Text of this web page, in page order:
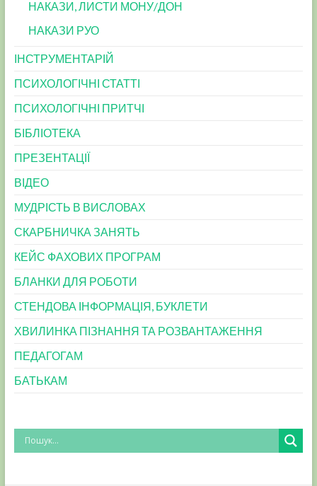
НАКАЗИ, ЛИСТИ МОНУ/ДОН
НАКАЗИ РУО
ІНСТРУМЕНТАРІЙ
ПСИХОЛОГІЧНІ СТАТТІ
ПСИХОЛОГІЧНІ ПРИТЧІ
БІБЛІОТЕКА
ПРЕЗЕНТАЦІЇ
ВІДЕО
МУДРІСТЬ В ВИСЛОВАХ
СКАРБНИЧКА ЗАНЯТЬ
КЕЙС ФАХОВИХ ПРОГРАМ
БЛАНКИ ДЛЯ РОБОТИ
СТЕНДОВА ІНФОРМАЦІЯ, БУКЛЕТИ
ХВИЛИНКА ПІЗНАННЯ ТА РОЗВАНТАЖЕННЯ
ПЕДАГОГАМ
БАТЬКАМ